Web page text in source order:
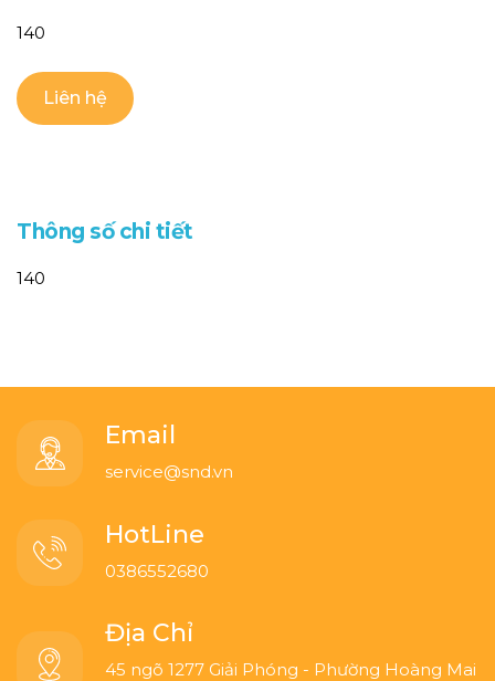
140
Liên hệ
Thông số chi tiết
140
Email
service@snd.vn
HotLine
0386552680
Địa Chỉ
45 ngõ 1277 Giải Phóng - Phường Hoàng Mai